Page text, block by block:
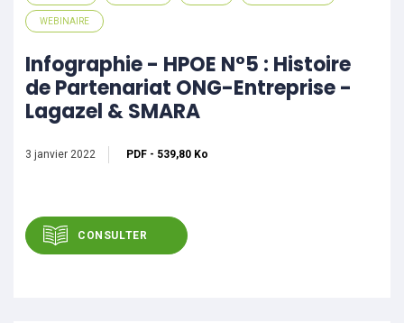
WEBINAIRE
Infographie - HPOE N°5 : Histoire
de Partenariat ONG-Entreprise -
Lagazel & SMARA
3 janvier 2022 PDF - 539,80 Ko
CONSULTER